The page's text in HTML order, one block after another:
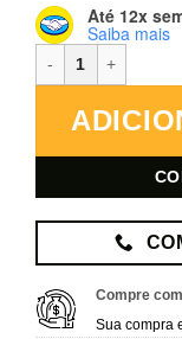
Até 12x
Saiba mais
Compre
Sua compra